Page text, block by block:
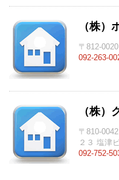
（株）
〒812-
092-263-
（株）
〒810-
２３ 塩津
092-752-